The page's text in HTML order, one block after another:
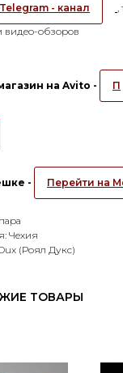
Telegram - канал
видео-обзоров
на Avito - П
-
Перейти на
Чехия
(Роял Дукс)
ТОВАРЫ